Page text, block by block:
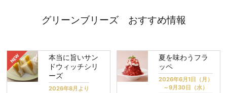
グリーンブリーズ おすすめ情報
本当に旨いサン
ドウィッチシリ
ーズ
2026年8月より
夏を味わうフラ
ッペ
2026年6月1日（月）
～9月30日（水）